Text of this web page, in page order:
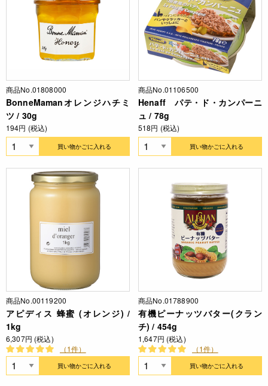
商品No.01808000
BonneMamanオレンジハチミ
ツ / 30g
194円 (税込)
買い物かごに入れる
商品No.01106500
Henaff パテ・ド・カンパーニ
ュ / 78g
518円 (税込)
買い物かごに入れる
商品No.00119200
アピディス 蜂蜜 (オレンジ) /
1kg
6,307円 (税込)
（1件）
買い物かごに入れる
商品No.01788900
有機ピーナッツバター(クラン
チ) / 454g
1,647円 (税込)
（1件）
買い物かごに入れる